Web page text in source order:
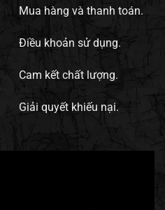
Mua hàng và thanh toán.
Điều khoản sử dụng.
Cam kết chất lượng.
Giải quyết khiếu nại.